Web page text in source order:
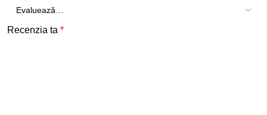
Recenzia ta *